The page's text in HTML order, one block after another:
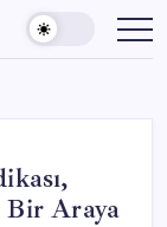
Bir Araya